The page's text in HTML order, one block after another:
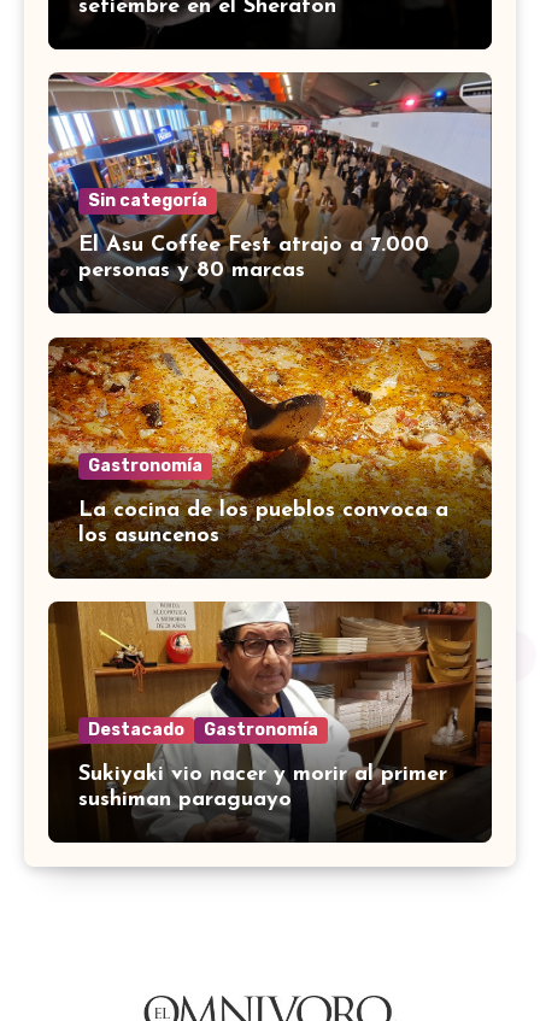
setiembre en el Sheraton
Sin categoría
El Asu Coffee Fest atrajo a 7.000
personas y 80 marcas
Gastronomía
La cocina de los pueblos convoca a
los asuncenos
Destacado Gastronomía
Sukiyaki vio nacer y morir al primer
sushiman paraguayo